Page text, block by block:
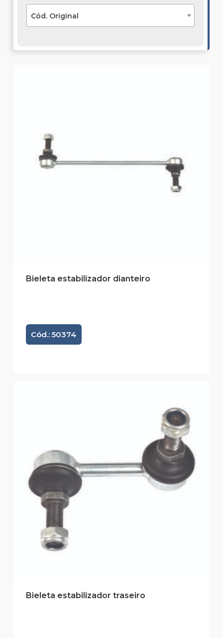
Cód. Original
Bieleta estabilizador dianteiro
Cód.: 50374
Bieleta estabilizador traseiro